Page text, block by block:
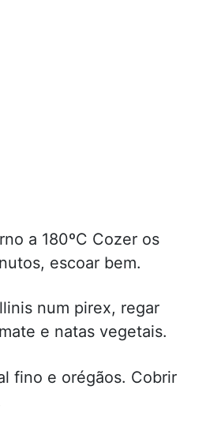
a 180ºC Cozer os
escoar bem.
num pirex, regar
e natas vegetais.
fino e orégãos. Cobrir